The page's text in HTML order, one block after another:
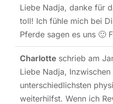
Liebe Nadja, danke für
toll! Ich fühle mich bei
Pferde sagen es uns 🙂
Charlotte schrieb am
Liebe Nadja,
unterschiedlichsten
weiterhilfst. Wenn ich